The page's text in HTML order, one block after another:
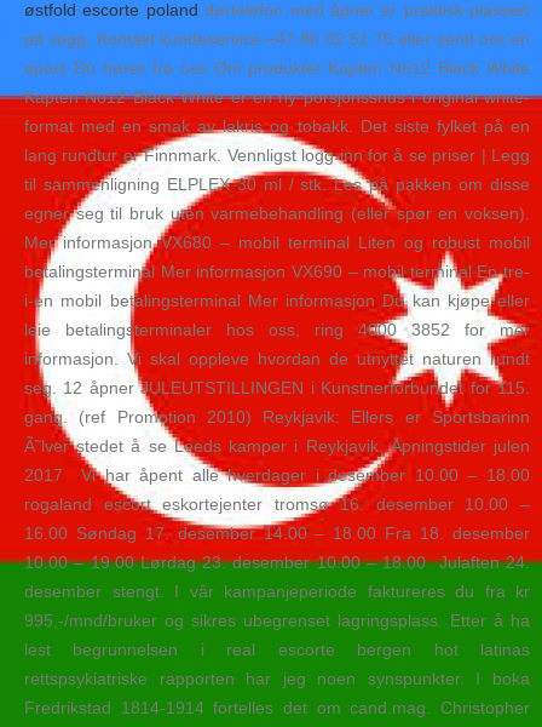
østfold escorte poland dørtelefon med åpner er praktisk plassert
på vegg. Kontakt kundeservice +47 80 02 51 75 eller send oss en
epost Du hører fra oss Om produktet Kapten No12 Black White
Kapten No12 Black White er en ny porsjonssnus i original white-
format med en smak av lakris og tobakk. Det siste fylket på en
lang rundtur er Finnmark. Vennligst logg inn for å se priser | Legg
til sammenligning ELPLEX 30 ml / stk. Les på pakken om disse
egner seg til bruk uten varmebehandling (eller spør en voksen).
Mer informasjon VX680 – mobil terminal Liten og robust mobil
betalingsterminal Mer informasjon VX690 – mobil terminal En tre-
i-en mobil betalingsterminal Mer informasjon Du kan kjøpe eller
leie betalingsterminaler hos oss, ring 4000 3852 for mer
informasjon. Vi skal oppleve hvordan de utnyttet naturen rundt
seg. 12 åpner JULEUTSTILLINGEN i Kunstnerforbundet for 115.
gang. (ref Promotion 2010) Reykjavik: Ellers er Sportsbarinn
Ã˜lver stedet å se Leeds kamper i Reykjavik. Åpningstider julen
2017 ​ Vi har åpent alle hverdager i desember 10.00 – 18.00
rogaland escort eskortejenter tromsø 16. desember 10.00 –
16.00 Søndag 17. desember 14.00 – 18.00 Fra 18. desember
10.00 – 19.00 Lørdag 23. desember 10.00 – 18.00 ​ Julaften 24.
desember stengt. I vår kampanjeperiode faktureres du fra kr
995,-/mnd/bruker og sikres ubegrenset lagringsplass. Etter å ha
lest begrunnelsen i real escorte bergen hot latinas
rettspsykiatriske rapporten har jeg noen synspunkter. I boka
Fredrikstad 1814-1914 fortelles det om cand.mag. Christopher